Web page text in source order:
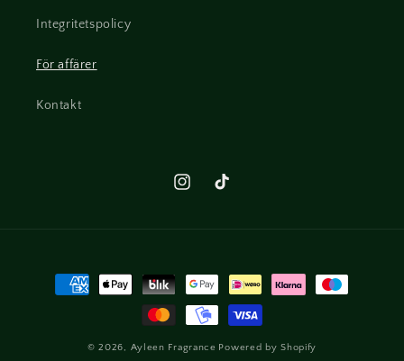
Integritetspolicy
För affärer
Kontakt
InstagramTikTok
Betalningsmetoder
© 2026, Ayleen Fragrance Powered by Shopify